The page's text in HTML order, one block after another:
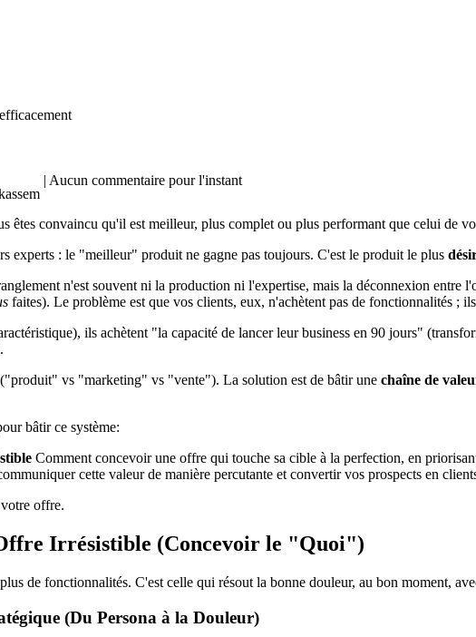
| Aucun commentaire pour l'instant
êtes convaincu qu'il est meilleur, plus complet ou plus performant que celui de
experts : le "meilleur" produit ne gagne pas toujours. C'est le produit le plus
n'est souvent ni la production ni l'expertise, mais la déconnexion entre
faites). Le problème est que vos clients, eux, n'achètent pas de fonctionnalités ;
ils achètent "la capacité de lancer leur business en 90 jours"
("produit" vs "marketing" vs "vente"). La solution est de bâtir une chaîne de
bâtir ce système:
Comment concevoir une offre qui touche sa cible à la perfection, en
cette valeur de manière percutante et convertir vos prospects en
offre.
Irrésistible (Concevoir le "Quoi")
de fonctionnalités. C'est celle qui résout la bonne douleur, au bon moment,
(Du Persona à la Douleur)